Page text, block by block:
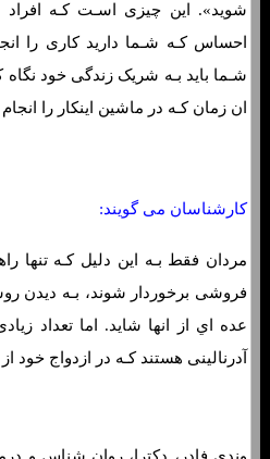
شوید». این چیزی اسـت کـه افراد
احساس کـه شـما دارید کاری را
شـما باید بـه شریک زندگی خود نگاه
ان زمان کـه در ماشین اینکار را
کارشناسان می گویند:
مردان فقط بـه این دلیل کـه تنها
فروشی برخوردار شوند، بـه دیدن
عده اي از انها شاید. اما تعداد
آدرنالینی هستند کـه در ازدواج خود